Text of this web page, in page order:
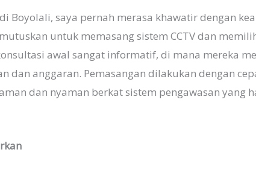
Boyolali, saya pernah merasa khawatir dengan
untuk memasang sistem CCTV dan
awal sangat informatif, di mana mereka
dan anggaran. Pemasangan dilakukan dengan
dan nyaman berkat sistem pengawasan yang